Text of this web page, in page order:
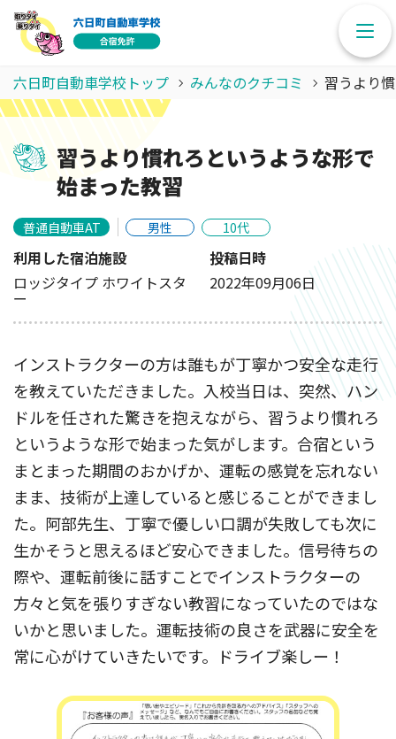
六日町自動車学校トップ みんなのクチコミ 習うより
習うより慣れろというような形で
始まった教習
普通自動車AT 男性 10代
利用した宿泊施設
ロッジタイプ ホワイトスタ
ー
投稿日時
2022年09月06日
インストラクターの方は誰もが丁寧かつ安全な走行
を教えていただきました。入校当日は、突然、ハン
ドルを任された驚きを抱えながら、習うより慣れろ
というような形で始まった気がします。合宿という
まとまった期間のおかげか、運転の感覚を忘れない
まま、技術が上達していると感じることができまし
た。阿部先生、丁寧で優しい口調が失敗しても次に
生かそうと思えるほど安心できました。信号待ちの
際や、運転前後に話すことでインストラクターの
方々と気を張りすぎない教習になっていたのではな
いかと思いました。運転技術の良さを武器に安全を
常に心がけていきたいです。ドライブ楽しー！